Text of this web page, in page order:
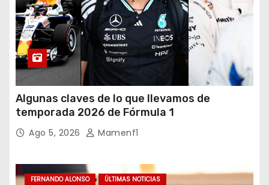
Algunas claves de lo que llevamos de
temporada 2026 de Fórmula 1
Ago 5, 2026 Mamenf1
FERNANDO ALONSO ÚLTIMAS NOTICIAS